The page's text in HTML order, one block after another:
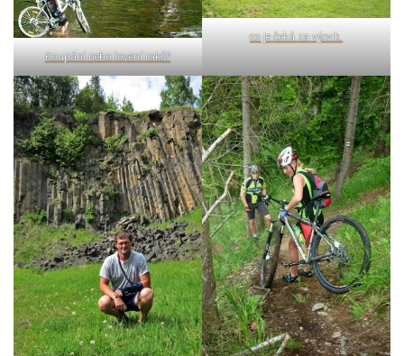
Koupání nebo lovení raků?
co je čeká za výcvik.